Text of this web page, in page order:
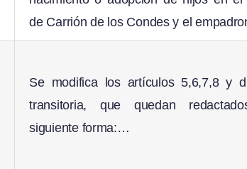
de Carrión de los Condes y el
Se modifica los artículos 5,6,7,8 y
transitoria, que quedan
siguiente forma:…